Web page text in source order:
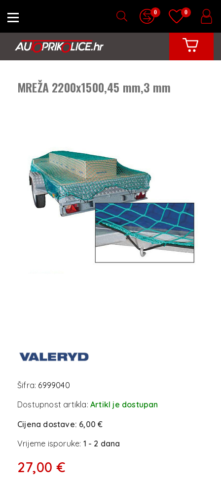
0 0
MREŽA 2200x1500,45 mm,3 mm
Šifra: 6999040
Dostupnost artikla: Artikl je dostupan
Cijena dostave: 6,00 €
Vrijeme isporuke: 1 - 2 dana
27,00 €